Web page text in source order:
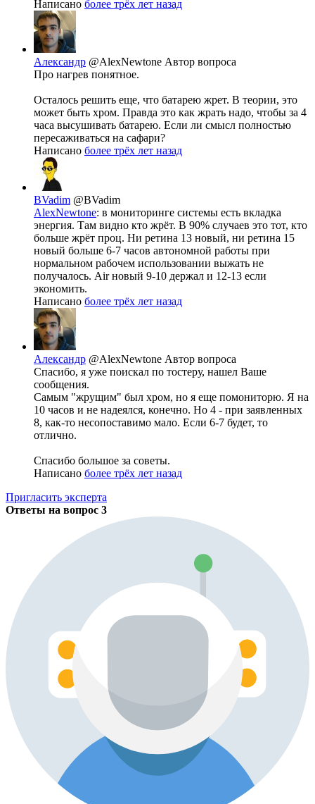
Написано более трёх лет назад
Александр @AlexNewtone Автор вопроса
Про нагрев понятное.
Осталось решить еще, что батарею жрет. В теории, это
может быть хром. Правда это как жрать надо, чтобы за 4
часа высушивать батарею. Если ли смысл полностью
пересаживаться на сафари?
Написано более трёх лет назад
BVadim @BVadim
AlexNewtone: в мониторинге системы есть вкладка
энергия. Там видно кто жрёт. В 90% случаев это тот, кто
больше жрёт проц. Ни ретина 13 новый, ни ретина 15
новый больше 6-7 часов автономной работы при
нормальном рабочем использовании выжать не
получалось. Air новый 9-10 держал и 12-13 если
экономить.
Написано более трёх лет назад
Александр @AlexNewtone Автор вопроса
Спасибо, я уже поискал по тостеру, нашел Ваше
сообщения.
Самым "жрущим" был хром, но я еще помониторю. Я на
10 часов и не надеялся, конечно. Но 4 - при заявленных
8, как-то несопоставимо мало. Если 6-7 будет, то
отлично.
Спасибо большое за советы.
Написано более трёх лет назад
Пригласить эксперта
Ответы на вопрос 3